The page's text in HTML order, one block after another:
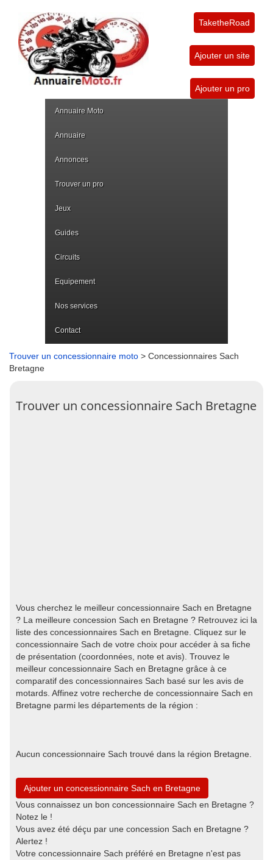
TaketheRoad
Ajouter un site
Ajouter un pro
Annuaire Moto
Annuaire
Annonces
Trouver un pro
Jeux
Guides
Circuits
Equipement
Nos services
Contact
Trouver un concessionnaire moto > Concessionnaires Sach
Bretagne
Trouver un concessionnaire Sach Bretagne
Vous cherchez le meilleur concessionnaire Sach en Bretagne
? La meilleure concession Sach en Bretagne ? Retrouvez ici la
liste des concessionnaires Sach en Bretagne. Cliquez sur le
concessionnaire Sach de votre choix pour accéder à sa fiche
de présentation (coordonnées, note et avis). Trouvez le
meilleur concessionnaire Sach en Bretagne grâce à ce
comparatif des concessionnaires Sach basé sur les avis de
motards. Affinez votre recherche de concessionnaire Sach en
Bretagne parmi les départements de la région :
Aucun concessionnaire Sach trouvé dans la région Bretagne.
Ajouter un concessionnaire Sach en Bretagne
Vous connaissez un bon concessionnaire Sach en Bretagne ?
Notez le !
Vous avez été déçu par une concession Sach en Bretagne ?
Alertez !
Votre concessionnaire Sach préféré en Bretagne n'est pas